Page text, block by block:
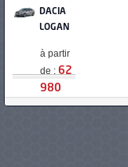
DACIA
LOGAN
à partir
de : 62
980
DT